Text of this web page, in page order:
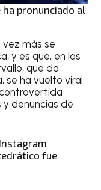
pronunciado al
vez más se
y es que, en las
que da
se ha vuelto viral
denuncias de
fue